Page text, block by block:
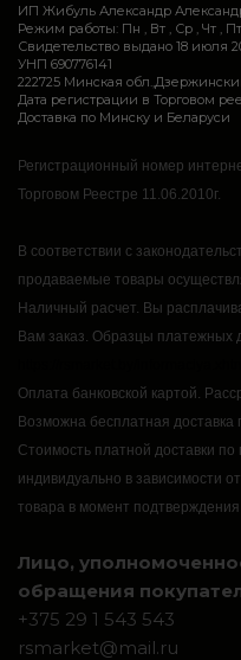
ИП Жибуль Александр
Режим работы: Пн , Вт , Ср , Чт , Пт
Свидетельство выдано 18 июля
УНП 690776141
222725 Минская
Дата регистрации в Торговом
Доставка по Минску и Беларуси
Регистрационный номер
Торговом Реестре 11.06.2010г.
В соответствии с
продаваемые товары
Наличный расчет. Вы
Вам заказ. Образцы платежных
Оплата банковской картой.
Возможна бесплатная доставка
Стоимость платной доставки по
индивидуально в зависимости
товара в момент подтверждения
Лицо,
обращения
+375 29 1 543 543
rsmarket@mail.ru